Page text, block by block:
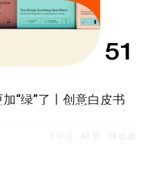
“绿”了丨创意白皮书